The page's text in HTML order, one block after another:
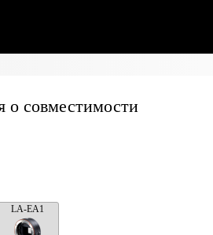
о совместимости
LA-EA1